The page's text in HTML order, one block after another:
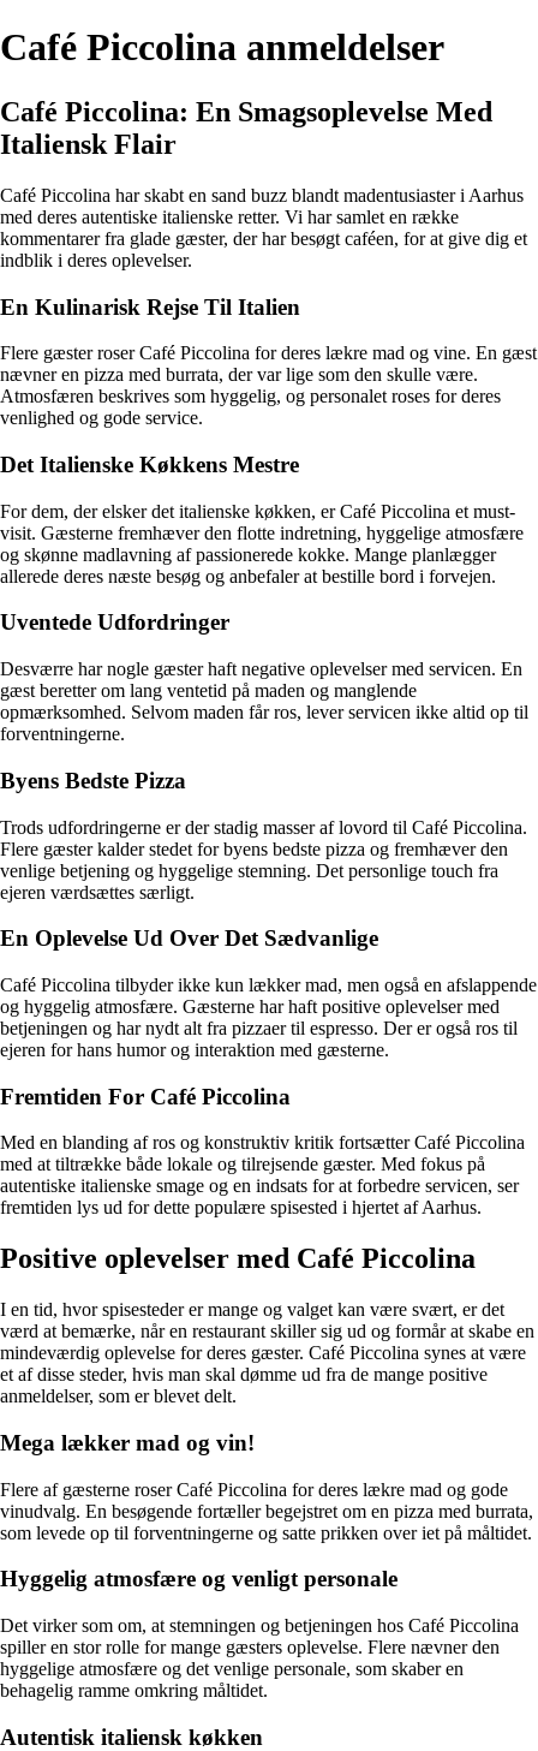
Café Piccolina anmeldelser
Café Piccolina: En Smagsoplevelse Med
Italiensk Flair
Café Piccolina har skabt en sand buzz blandt madentusiaster i Aarhus
med deres autentiske italienske retter. Vi har samlet en række
kommentarer fra glade gæster, der har besøgt caféen, for at give dig et
indblik i deres oplevelser.
En Kulinarisk Rejse Til Italien
Flere gæster roser Café Piccolina for deres lækre mad og vine. En gæst
nævner en pizza med burrata, der var lige som den skulle være.
Atmosfæren beskrives som hyggelig, og personalet roses for deres
venlighed og gode service.
Det Italienske Køkkens Mestre
For dem, der elsker det italienske køkken, er Café Piccolina et must-
visit. Gæsterne fremhæver den flotte indretning, hyggelige atmosfære
og skønne madlavning af passionerede kokke. Mange planlægger
allerede deres næste besøg og anbefaler at bestille bord i forvejen.
Uventede Udfordringer
Desværre har nogle gæster haft negative oplevelser med servicen. En
gæst beretter om lang ventetid på maden og manglende
opmærksomhed. Selvom maden får ros, lever servicen ikke altid op til
forventningerne.
Byens Bedste Pizza
Trods udfordringerne er der stadig masser af lovord til Café Piccolina.
Flere gæster kalder stedet for byens bedste pizza og fremhæver den
venlige betjening og hyggelige stemning. Det personlige touch fra
ejeren værdsættes særligt.
En Oplevelse Ud Over Det Sædvanlige
Café Piccolina tilbyder ikke kun lækker mad, men også en afslappende
og hyggelig atmosfære. Gæsterne har haft positive oplevelser med
betjeningen og har nydt alt fra pizzaer til espresso. Der er også ros til
ejeren for hans humor og interaktion med gæsterne.
Fremtiden For Café Piccolina
Med en blanding af ros og konstruktiv kritik fortsætter Café Piccolina
med at tiltrække både lokale og tilrejsende gæster. Med fokus på
autentiske italienske smage og en indsats for at forbedre servicen, ser
fremtiden lys ud for dette populære spisested i hjertet af Aarhus.
Positive oplevelser med Café Piccolina
I en tid, hvor spisesteder er mange og valget kan være svært, er det
værd at bemærke, når en restaurant skiller sig ud og formår at skabe en
mindeværdig oplevelse for deres gæster. Café Piccolina synes at være
et af disse steder, hvis man skal dømme ud fra de mange positive
anmeldelser, som er blevet delt.
Mega lækker mad og vin!
Flere af gæsterne roser Café Piccolina for deres lækre mad og gode
vinudvalg. En besøgende fortæller begejstret om en pizza med burrata,
som levede op til forventningerne og satte prikken over iet på måltidet.
Hyggelig atmosfære og venligt personale
Det virker som om, at stemningen og betjeningen hos Café Piccolina
spiller en stor rolle for mange gæsters oplevelse. Flere nævner den
hyggelige atmosfære og det venlige personale, som skaber en
behagelig ramme omkring måltidet.
Autentisk italiensk køkken